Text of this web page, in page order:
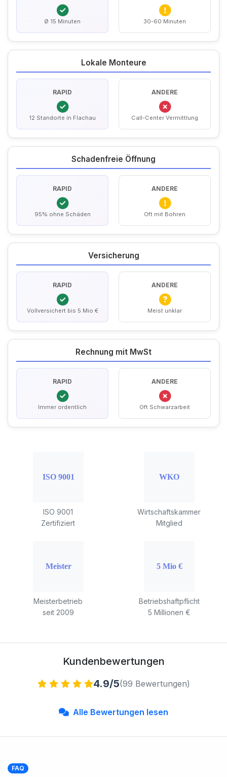
Ø 15 Minuten 30-60 Minuten
Lokale Monteure
RAPID
12 Standorte in Flachau
ANDERE
Call-Center Vermittlung
Schadenfreie Öffnung
RAPID
95% ohne Schäden
ANDERE
Oft mit Bohren
Versicherung
RAPID
Vollversichert bis 5 Mio €
ANDERE
Meist unklar
Rechnung mit MwSt
RAPID
Immer ordentlich
ANDERE
Oft Schwarzarbeit
ISO 9001
Zertifiziert
Wirtschaftskammer
Mitglied
Meisterbetrieb
seit 2009
Betriebshaftpflicht
5 Millionen €
Kundenbewertungen
4.9/5(99 Bewertungen)
Alle Bewertungen lesen
FAQ